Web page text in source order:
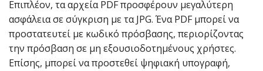
Επιπλέον, τα αρχεία PDF προσφέρουν μεγαλύτερη
ασφάλεια σε σύγκριση με τα JPG. Ένα PDF μπορεί να
προστατευτεί με κωδικό πρόσβασης, περιορίζοντας
την πρόσβαση σε μη εξουσιοδοτημένους χρήστες.
Επίσης, μπορεί να προστεθεί ψηφιακή υπογραφή,